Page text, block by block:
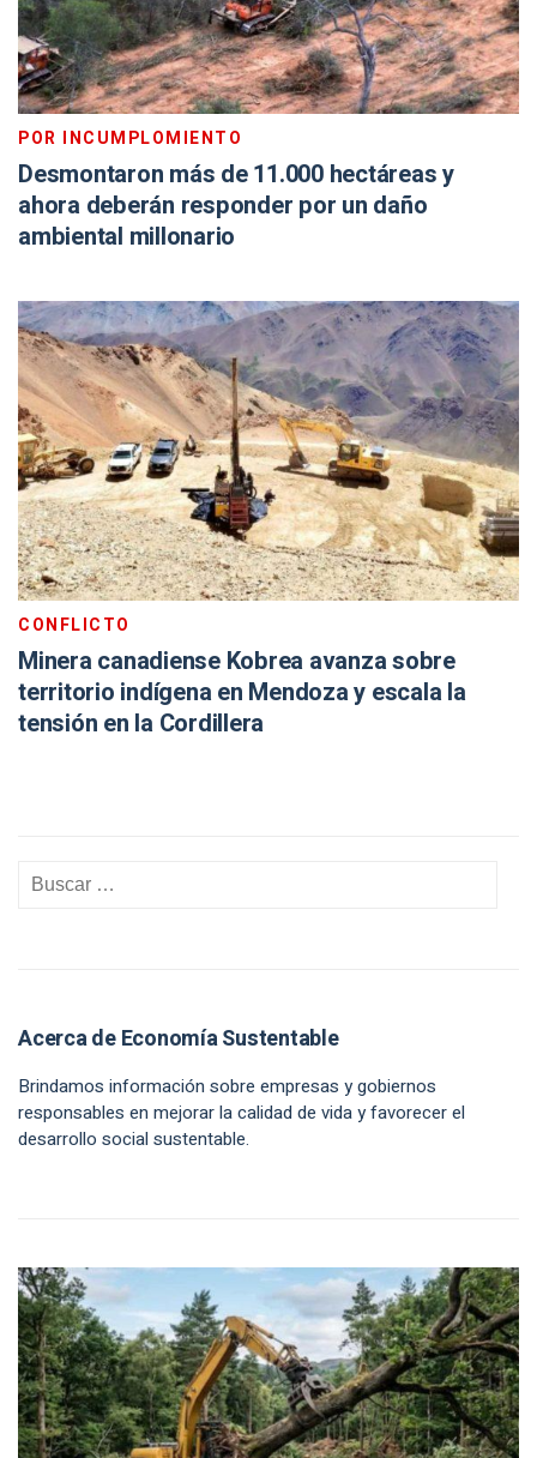
POR INCUMPLOMIENTO
Desmontaron más de 11.000 hectáreas y
ahora deberán responder por un daño
ambiental millonario
CONFLICTO
Minera canadiense Kobrea avanza sobre
territorio indígena en Mendoza y escala la
tensión en la Cordillera
Acerca de Economía Sustentable
Brindamos información sobre empresas y gobiernos
responsables en mejorar la calidad de vida y favorecer el
desarrollo social sustentable.